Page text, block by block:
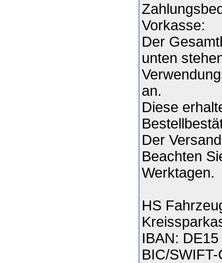
Vorkasse:
Der
unten
an.
Diese
Der
Beachten
Werktagen.
HS
IBAN:
BIC/